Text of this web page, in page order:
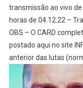
transmissão ao vivo de
horas de 04.12.22 –
OBS – O CARD
postado aqui no site
anterior das lutas